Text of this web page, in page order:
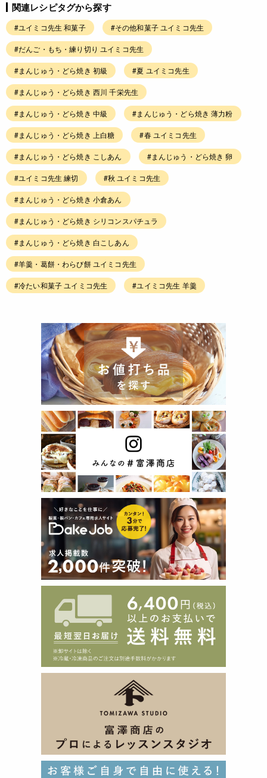
関連レシピタグから探す
#ユイミコ先生 和菓子 #その他和菓子 ユイミコ先生
#だんご・もち・練り切り ユイミコ先生
#まんじゅう・どら焼き 初級 #夏 ユイミコ先生
#まんじゅう・どら焼き 西川 千栄先生
#まんじゅう・どら焼き 中級 #まんじゅう・どら焼き 薄力粉
#まんじゅう・どら焼き 上白糖 #春 ユイミコ先生
#まんじゅう・どら焼き こしあん #まんじゅう・どら焼き 卵
#ユイミコ先生 練切 #秋 ユイミコ先生
#まんじゅう・どら焼き 小倉あん
#まんじゅう・どら焼き シリコンスパチュラ
#まんじゅう・どら焼き 白こしあん
#羊羹・葛餅・わらび餅 ユイミコ先生
#冷たい和菓子 ユイミコ先生 #ユイミコ先生 羊羹